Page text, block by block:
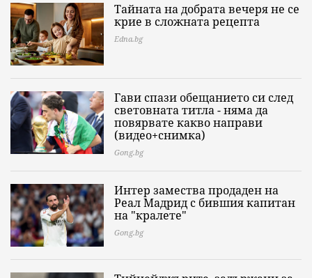
Тайната на добрата вечеря не се
крие в сложната рецепта
Edna.bg
Гави спази обещанието си след
световната титла - няма да
повярвате какво направи
(видео+снимка)
Gong.bg
Интер замества продаден на
Реал Мадрид с бившия капитан
на "кралете"
Gong.bg